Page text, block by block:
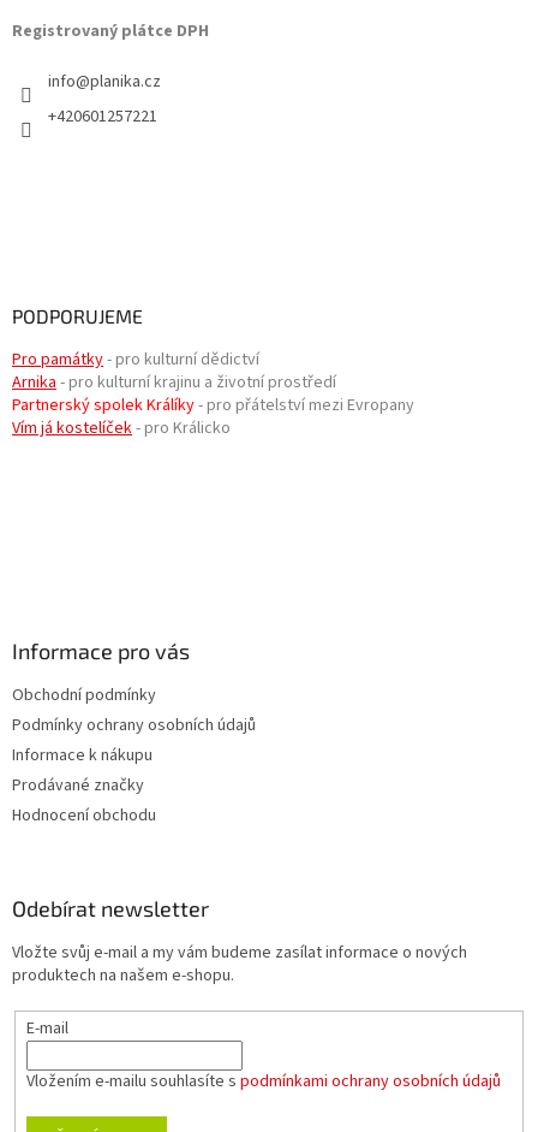
Registrovaný plátce DPH
info@planika.cz
+420601257221
PODPORUJEME
Pro památky- pro kulturní dědictví
Arnika- pro kulturní krajinu a životní prostředí
Partnerský spolek Králíky- pro přátelství mezi Evropany
Vím já kostelíček- pro Králicko
Informace pro vás
Obchodní podmínky
Podmínky ochrany osobních údajů
Informace k nákupu
Prodávané značky
Hodnocení obchodu
Odebírat newsletter
Vložte svůj e-mail a my vám budeme zasílat informace o nových
produktech na našem e-shopu.
E-mail
Vložením e-mailu souhlasíte s podmínkami ochrany osobních údajů